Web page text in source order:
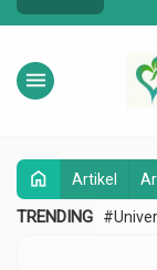
menu
home Artikel
TRENDING